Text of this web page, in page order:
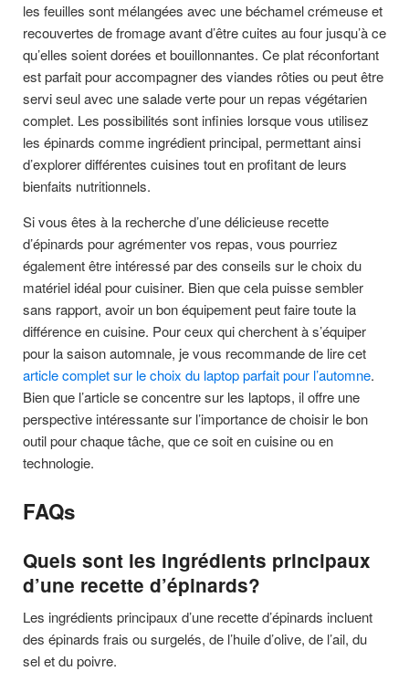
les feuilles sont mélangées avec une béchamel crémeuse et
recouvertes de fromage avant d’être cuites au four jusqu’à ce
qu’elles soient dorées et bouillonnantes. Ce plat réconfortant
est parfait pour accompagner des viandes rôties ou peut être
servi seul avec une salade verte pour un repas végétarien
complet. Les possibilités sont infinies lorsque vous utilisez
les épinards comme ingrédient principal, permettant ainsi
d’explorer différentes cuisines tout en profitant de leurs
bienfaits nutritionnels.
Si vous êtes à la recherche d’une délicieuse recette
d’épinards pour agrémenter vos repas, vous pourriez
également être intéressé par des conseils sur le choix du
matériel idéal pour cuisiner. Bien que cela puisse sembler
sans rapport, avoir un bon équipement peut faire toute la
différence en cuisine. Pour ceux qui cherchent à s’équiper
pour la saison automnale, je vous recommande de lire cet
article complet sur le choix du laptop parfait pour l’automne.
Bien que l’article se concentre sur les laptops, il offre une
perspective intéressante sur l’importance de choisir le bon
outil pour chaque tâche, que ce soit en cuisine ou en
technologie.
FAQs
Quels sont les ingrédients principaux
d’une recette d’épinards?
Les ingrédients principaux d’une recette d’épinards incluent
des épinards frais ou surgelés, de l’huile d’olive, de l’ail, du
sel et du poivre.